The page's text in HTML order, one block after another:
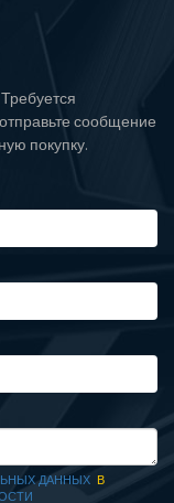
сообщение
покупку.
ДАННЫХ В